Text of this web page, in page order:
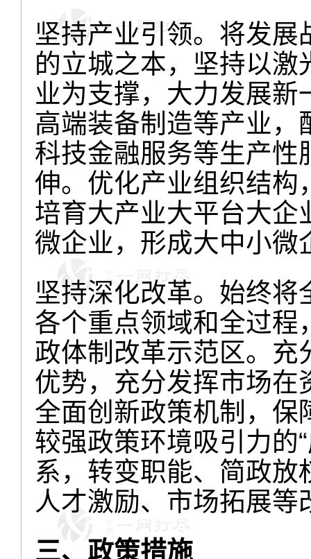
坚持产业引领。将发
的立城之本，坚持以
业为支撑，大力发展
高端装备制造等产业
科技金融服务等生产性
伸。优化产业组织结构
培育大产业大平台大企
微企业，形成大中小微
坚持深化改革。始终
各个重点领域和全过程
政体制改革示范区。充
优势，充分发挥市场在
全面创新政策机制，保
较强政策环境吸引力的
系，转变职能、简政
人才激励、市场拓展
三、政策措施